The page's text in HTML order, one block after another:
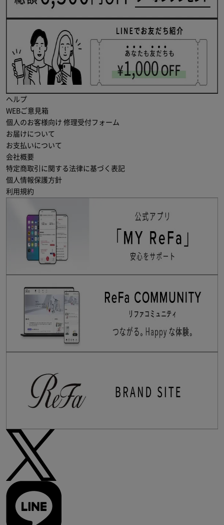
ヘルプ
WEBご意見箱
個人のお客様向け 修理受付フォーム
お届けについて
お支払いについて
会社概要
特定商取引に関する法律に基づく表記
個人情報保護方針
利用規約